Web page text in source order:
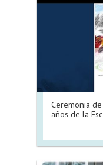
Ceremonia
años de la